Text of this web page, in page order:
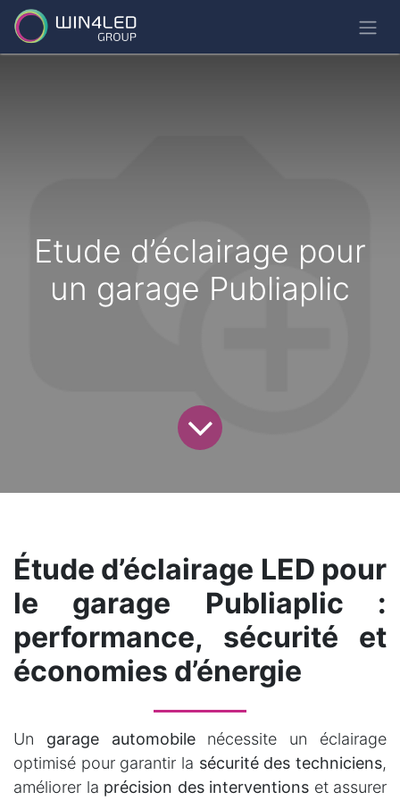
Etude d’éclairage pour
un garage Publiaplic
Étude d’éclairage LED pour
le garage Publiaplic :
performance, sécurité et
économies d’énergie
Un garage automobilenécessite un éclairage
optimisé pour garantir la sécurité des techniciens,
améliorer la précision des interventions et assurer